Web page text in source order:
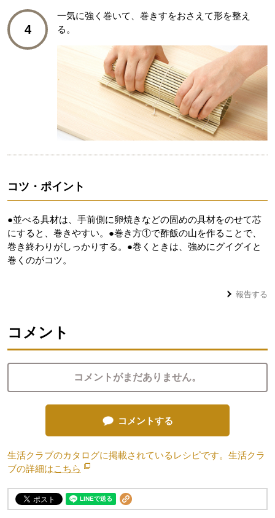
4
一気に強く巻いて、巻きすをおさえて形を整え
る。
コツ・ポイント
●並べる具材は、手前側に卵焼きなどの固めの具材をのせて芯
にすると、巻きやすい。●巻き方①で酢飯の山を作ることで、
巻き終わりがしっかりする。●巻くときは、強めにグイグイと
巻くのがコツ。
報告する
コメント
コメントがまだありません。
コメントする
生活クラブのカタログに掲載されているレシピです。生活クラ
ブの詳細はこちら 別のウィンドウで開きます。